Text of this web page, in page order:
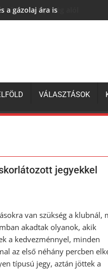
a gázolaj ára is
VÁLASZTÁSOK
jegyekkel
van szükség a klubnál,
akadtak olyanok, akik
a kedvezménnyel, minden
az első néhány percben
típusú jegy, aztán jöttek a